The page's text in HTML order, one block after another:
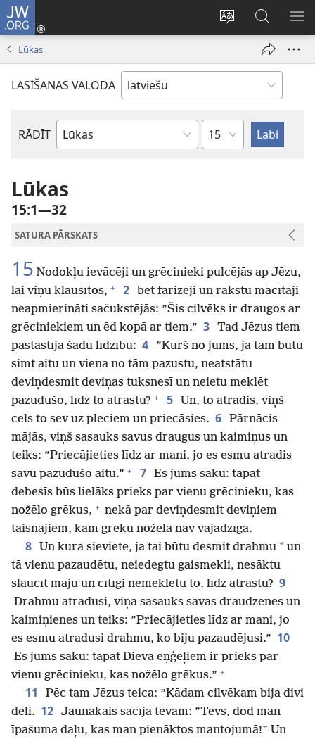
JW.ORG
Mainīt
valodu
Pieteikties
(opens
Meklēt
vietnē
JW.ORG
Lūkas
LASĪŠANAS VALODA
RĀDĪT
Pēc
Pēc
nodaļām
Lūkas
15:1—32
SATURA PĀRSKATS
15 Nodokļu ievācēji un grēcinieki pulcējās ap Jēzu,
lai viņu klausītos, + 2
bet farizeji un rakstu mācītāji
neapmierināti sačukstējās: ”Šis cilvēks ir draugos ar
grēciniekiem un ēd kopā ar tiem.” 3 Tad Jēzus tiem
pastāstīja šādu līdzību: 4
”Kurš no jums, ja tam būtu
simt aitu un viena no tām pazustu, neatstātu
deviņdesmit deviņas tuksnesī un neietu meklēt
pazudušo, līdz to atrastu? + 5
Un, to atradis, viņš
cels to sev uz pleciem un priecāsies. 6 Pārnācis
mājās, viņš sasauks savus draugus un kaimiņus un
teiks: ”Priecājieties līdz ar mani, jo es esmu atradis
savu pazudušo aitu.” + 7 Es jums saku: tāpat
debesīs būs lielāks prieks par vienu grēcinieku, kas
nožēlo grēkus, + nekā par deviņdesmit deviņiem
taisnajiem, kam grēku nožēla nav vajadzīga.
8 Un kura sieviete, ja tai būtu desmit drahmu * un
tā vienu pazaudētu, neiedegtu gaismekli, nesāktu
slaucīt māju un cītīgi nemeklētu to, līdz atrastu? 9
Drahmu atradusi, viņa sasauks savas draudzenes un
kaimiņienes un teiks: ”Priecājieties līdz ar mani, jo
es esmu atradusi drahmu, ko biju pazaudējusi.” 10
Es jums saku: tāpat Dieva eņģeļiem ir prieks par
vienu grēcinieku, kas nožēlo grēkus.” +
11
Pēc tam Jēzus teica: ”Kādam cilvēkam bija divi
dēli. 12 Jaunākais sacīja tēvam: ”Tēvs, dod man
īpašuma daļu, kas man pienāktos mantojumā!” Un